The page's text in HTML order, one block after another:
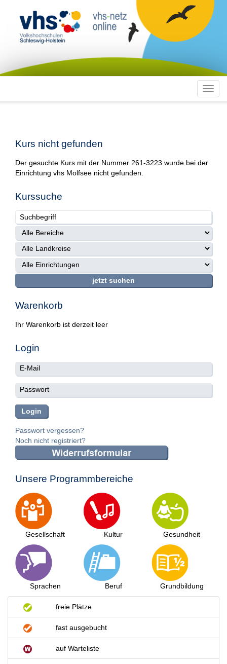
Kurs nicht gefunden
Der gesuchte Kurs mit der Nummer 261-3223 wurde bei der
Einrichtung vhs Molfsee nicht gefunden.
Kurssuche
Warenkorb
Ihr Warenkorb ist derzeit leer
Login
Passwort vergessen?
Noch nicht registriert?
Unsere Programmbereiche
Gesellschaft
Sprachen
Kultur
Beruf
Gesundheit
Grundbildung
freie Plätze
fast ausgebucht
auf Warteliste